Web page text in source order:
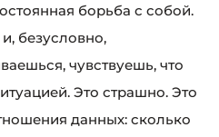
борьба с собой.
безусловно,
чувствуешь, что
Это страшно. Это
данных: сколько